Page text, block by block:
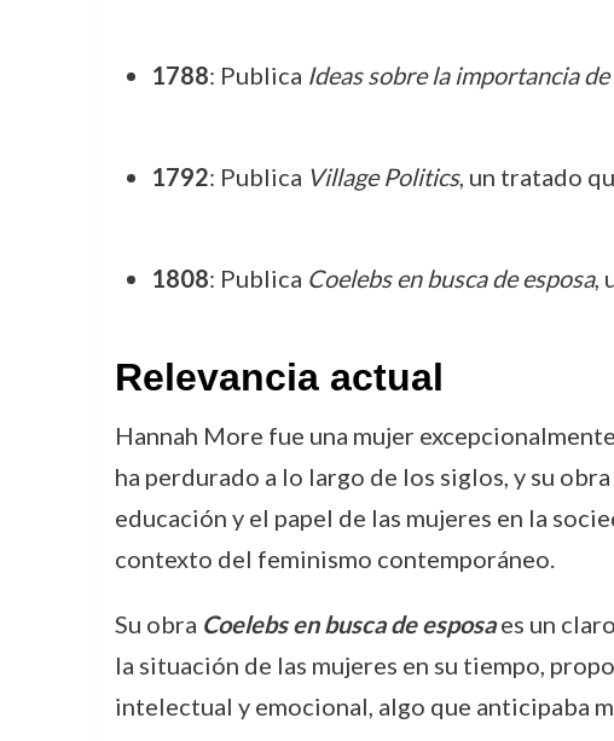
1788: Publica Ideas sobre la importancia
1792: Publica Village Politics, un tratado
1808: Publica Coelebs en busca de esposa,
Relevancia actual
Hannah More fue una mujer
ha perdurado a lo largo de los siglos, y su
educación y el papel de las mujeres en la
contexto del feminismo contemporáneo.
Su obra Coelebs en busca de esposaes un
la situación de las mujeres en su tiempo,
intelectual y emocional, algo que anticipaba